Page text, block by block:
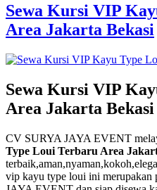
Sewa Kursi VIP
Area Jakarta Bekasi
Sewa Kursi VIP
Area Jakarta Bekasi
CV SURYA JAYA EVENT
Type Loui Terbaru Area
vip kayu type loui ini